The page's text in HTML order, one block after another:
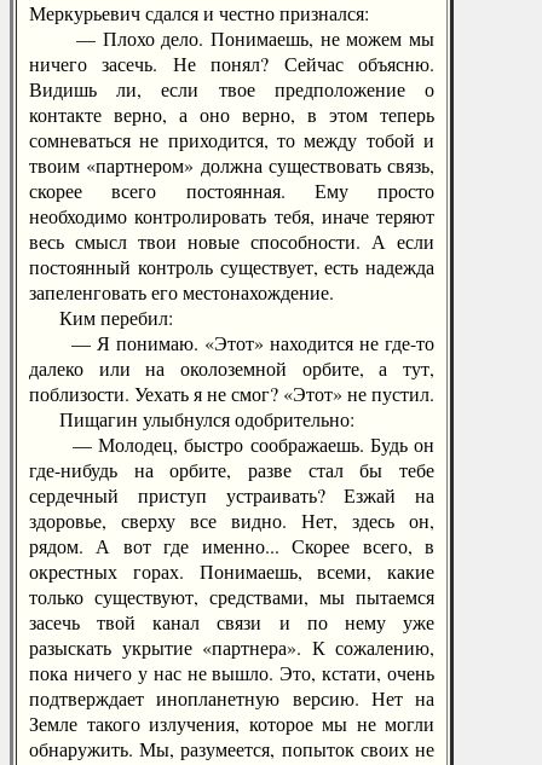
Меркурьевич сдался и честно признался:
— Плохо дело. Понимаешь, не можем мы
ничего засечь. Не понял? Сейчас объясню.
Видишь ли, если твое предположение о
контакте верно, а оно верно, в этом теперь
сомневаться не приходится, то между тобой и
твоим «партнером» должна существовать связь,
скорее всего постоянная. Ему просто
необходимо контролировать тебя, иначе теряют
весь смысл твои новые способности. А если
постоянный контроль существует, есть надежда
запеленговать его местонахождение.
Ким перебил:
— Я понимаю. «Этот» находится не где-то
далеко или на околоземной орбите, а тут,
поблизости. Уехать я не смог? «Этот» не пустил.
Пищагин улыбнулся одобрительно:
— Молодец, быстро соображаешь. Будь он
где-нибудь на орбите, разве стал бы тебе
сердечный приступ устраивать? Езжай на
здоровье, сверху все видно. Нет, здесь он,
рядом. А вот где именно... Скорее всего, в
окрестных горах. Понимаешь, всеми, какие
только существуют, средствами, мы пытаемся
засечь твой канал связи и по нему уже
разыскать укрытие «партнера». К сожалению,
пока ничего у нас не вышло. Это, кстати, очень
подтверждает инопланетную версию. Нет на
Земле такого излучения, которое мы не могли
обнаружить. Мы, разумеется, попыток своих не